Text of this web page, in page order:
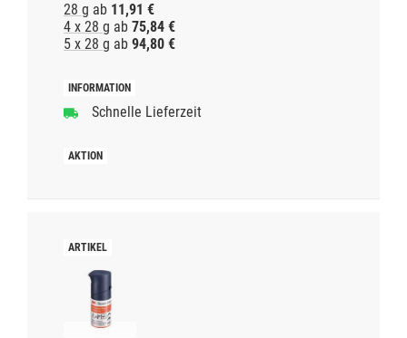
28 g ab 11,91 €
4 x 28 g ab 75,84 €
5 x 28 g ab 94,80 €
Schnelle Lieferzeit